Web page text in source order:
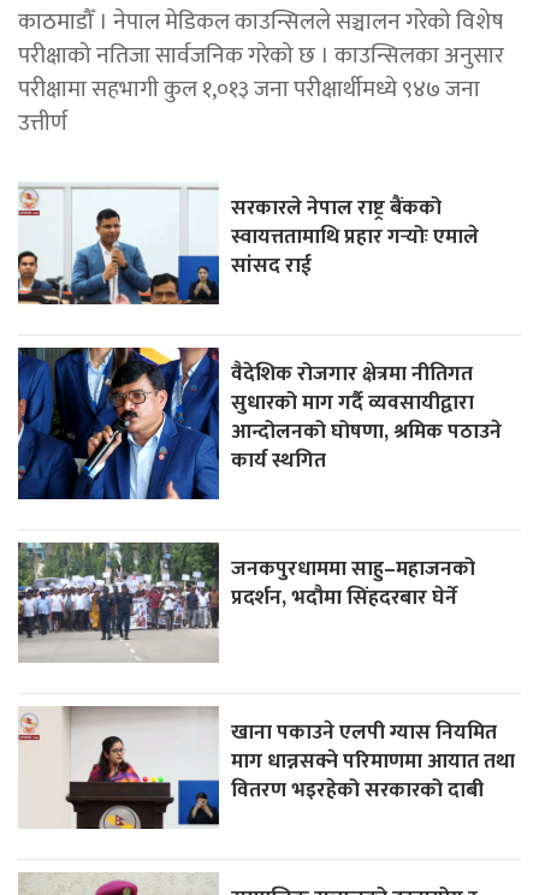
काठमाडौँ । नेपाल मेडिकल काउन्सिलले सञ्चालन गरेको विशेष
परीक्षाको नतिजा सार्वजनिक गरेको छ । काउन्सिलका अनुसार
परीक्षामा सहभागी कुल १,०१३ जना परीक्षार्थीमध्ये ९४७ जना
उत्तीर्ण
सरकारले नेपाल राष्ट्र बैंकको
स्वायत्ततामाथि प्रहार गर्‍योः एमाले
सांसद राई
वैदेशिक रोजगार क्षेत्रमा नीतिगत
सुधारको माग गर्दै व्यवसायीद्वारा
आन्दोलनको घोषणा, श्रमिक पठाउने
कार्य स्थगित
जनकपुरधाममा साहु–महाजनको
प्रदर्शन, भदौमा सिंहदरबार घेर्ने
खाना पकाउने एलपी ग्यास नियमित
माग धान्नसक्ने परिमाणमा आयात तथा
वितरण भइरहेको सरकारको दाबी